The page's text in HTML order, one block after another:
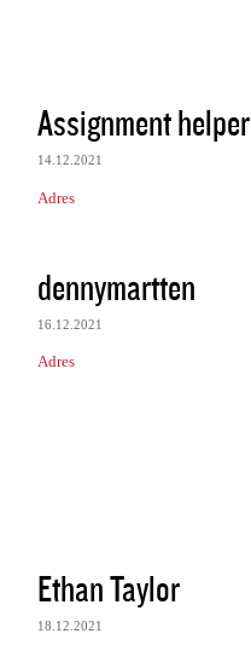
Assignment helper
14.12.2021
Adres
dennymartten
16.12.2021
Adres
Ethan Taylor
18.12.2021